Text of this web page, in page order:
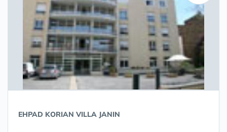
EHPAD KORIAN VILLA JANIN